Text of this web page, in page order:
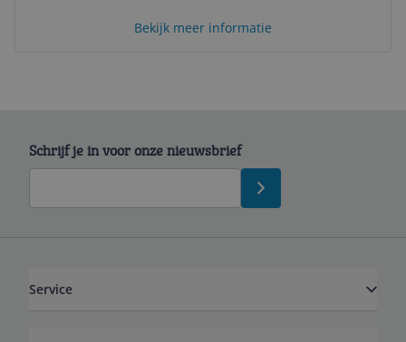
Bekijk meer informatie
Schrijf je in voor onze nieuwsbrief
Service